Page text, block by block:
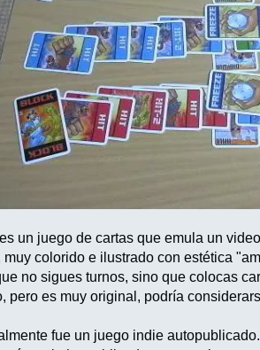
es un juego de cartas que emula un
muy colorido e ilustrado con estética
no sigues turnos, sino que colocas
pero es muy original, podría
fue un juego indie